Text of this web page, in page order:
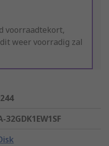
voorraadtekort,
weer voorradig zal
32GDK1EW1SF